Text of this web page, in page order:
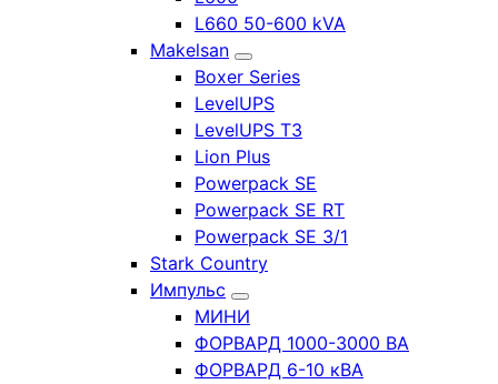
L660 50-600 kVA
Makelsan
Boxer Series
LevelUPS
LevelUPS T3
Lion Plus
Powerpack SE
Powerpack SE RT
Powerpack SE 3/1
Stark Country
Импульс
МИНИ
ФОРВАРД 1000-3000 ВА
ФОРВАРД 6-10 кВА